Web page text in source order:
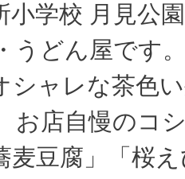
小学校 月見公
うどん屋です
シャレな茶色
お店自慢のコ
麦豆腐」「桜